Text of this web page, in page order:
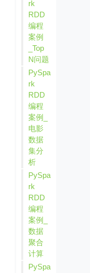
rk
RDD
编程
案例
_Top
N问题
PySpa
rk
RDD
编程
案例_
电影
数据
集分
析
PySpa
rk
RDD
编程
案例_
数据
聚合
计算
PySpa